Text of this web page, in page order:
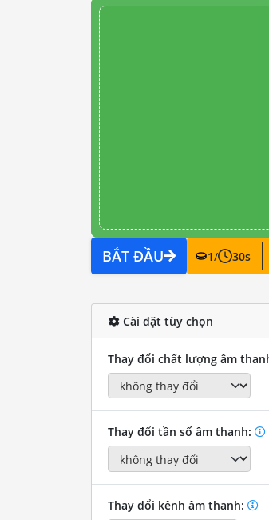
BẮT ĐẦU 1/ 30s
Cài đặt tùy chọn
Thay đổi chất lượng âm
Thay đổi tần số âm thanh:
Thay đổi kênh âm thanh: